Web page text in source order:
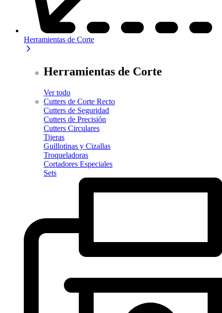
Herramientas de Corte
Herramientas de Corte
Ver todo
Cutters de Corte Recto
Cutters de Seguridad
Cutters de Precisión
Cutters Circulares
Tijeras
Guillotinas y Cizallas
Troqueladoras
Cortadores Especiales
Sets